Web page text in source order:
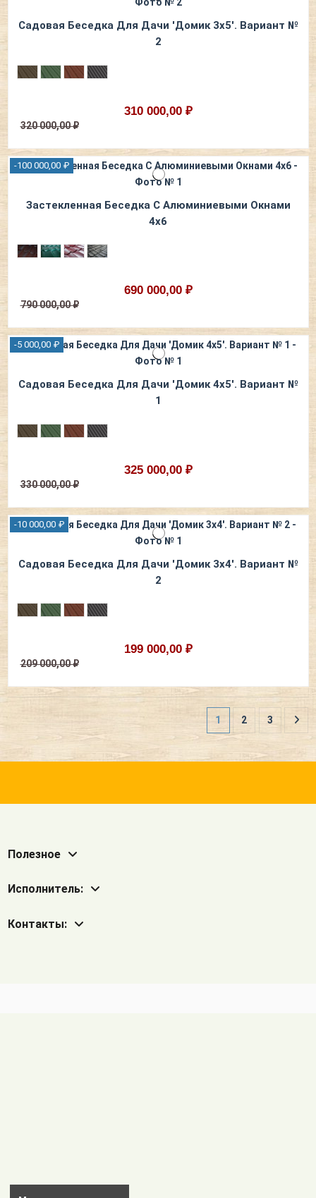
Садовая Беседка Для Дачи 'Домик 3х5'. Вариант №
2
310 000,00 ₽
320 000,00 ₽
-100 000,00 ₽
Застекленная Беседка С Алюминиевыми Окнами
4x6
690 000,00 ₽
790 000,00 ₽
-5 000,00 ₽
Садовая Беседка Для Дачи 'Домик 4х5'. Вариант №
1
325 000,00 ₽
330 000,00 ₽
-10 000,00 ₽
Садовая Беседка Для Дачи 'Домик 3х4'. Вариант №
2
199 000,00 ₽
209 000,00 ₽
1 2 3
Полезное
Исполнитель:
Контакты: